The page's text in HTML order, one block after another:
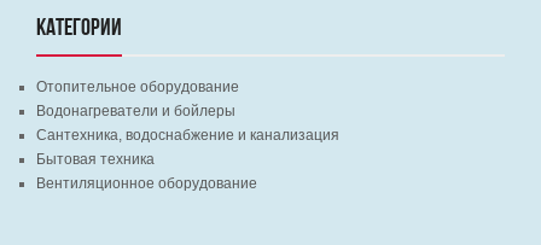
КАТЕГОРИИ
Отопительное оборудование
Водонагреватели и бойлеры
Сантехника, водоснабжение и канализация
Бытовая техника
Вентиляционное оборудование